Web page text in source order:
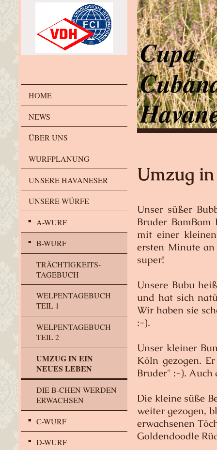
HOME
NEWS
ÜBER UNS
WURFPLANUNG
UNSERE HAVANESER
UNSERE WÜRFE
A-WURF
B-WURF
TRÄCHTIGKEITS-
TAGEBUCH
WELPENTAGEBUCH
TEIL 1
WELPENTAGEBUCH
TEIL 2
UMZUG IN EIN
NEUES LEBEN
DIE B-CHEN WERDEN
ERWACHSEN
C-WURF
D-WURF
Umzug
Unser süßer
Bruder BamBam
mit einer
ersten Minute
super!
Unsere Bubu
und hat sich
Wir haben sie
:-).
Unser kleiner
Köln gezogen.
Bruder" :-). Auch
Die kleine süße
weiter gezogen,
erwachsenen
Goldendoodle